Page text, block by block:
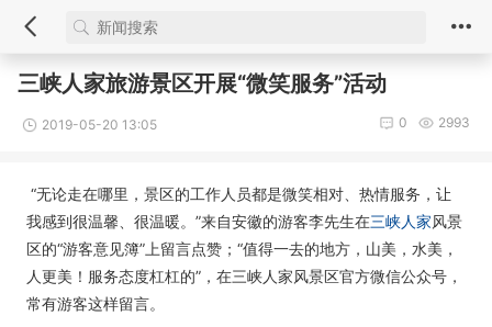
三峡人家旅游景区开展“微笑服务”活动
2019-05-20 13:05 2993
0
“无论走在哪里，景区的工作人员都是微笑相对、热情服务，让
我感到很温馨、很温暖。”来自安徽的游客李先生在三峡人家风景
区的“游客意见簿”上留言点赞；“值得一去的地方，山美，水美，
人更美！服务态度杠杠的”，在三峡人家风景区官方微信公众号，
常有游客这样留言。